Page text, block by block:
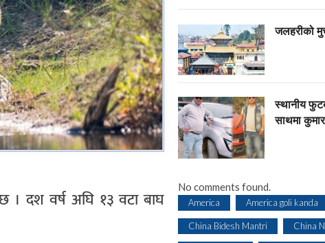
छ । दश वर्ष अघि १३ वटा बाघ
जलहरीको
स्थानीय
साथमा
No comments found.
America America goli kanda
China Bidesh Mantri China